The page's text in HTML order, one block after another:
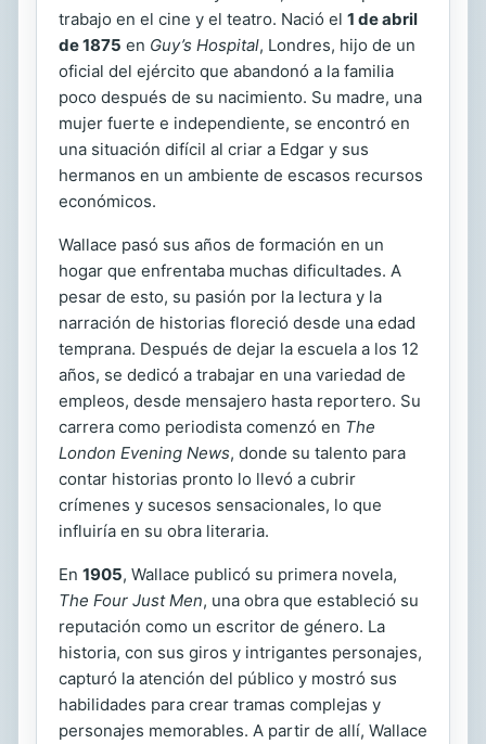
trabajo en el cine y el teatro. Nació el 1 de abril
de 1875 en Guy’s Hospital, Londres, hijo de un
oficial del ejército que abandonó a la familia
poco después de su nacimiento. Su madre, una
mujer fuerte e independiente, se encontró en
una situación difícil al criar a Edgar y sus
hermanos en un ambiente de escasos recursos
económicos.
Wallace pasó sus años de formación en un
hogar que enfrentaba muchas dificultades. A
pesar de esto, su pasión por la lectura y la
narración de historias floreció desde una edad
temprana. Después de dejar la escuela a los 12
años, se dedicó a trabajar en una variedad de
empleos, desde mensajero hasta reportero. Su
carrera como periodista comenzó en The
London Evening News, donde su talento para
contar historias pronto lo llevó a cubrir
crímenes y sucesos sensacionales, lo que
influiría en su obra literaria.
En 1905, Wallace publicó su primera novela,
The Four Just Men, una obra que estableció su
reputación como un escritor de género. La
historia, con sus giros y intrigantes personajes,
capturó la atención del público y mostró sus
habilidades para crear tramas complejas y
personajes memorables. A partir de allí, Wallace